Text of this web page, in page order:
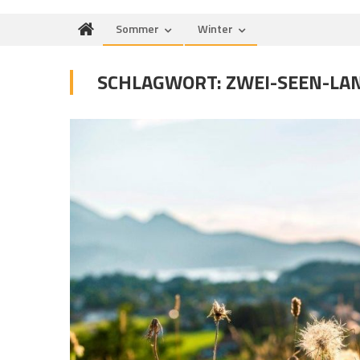
Sommer Winter
SCHLAGWORT:ZWEI-SEEN-